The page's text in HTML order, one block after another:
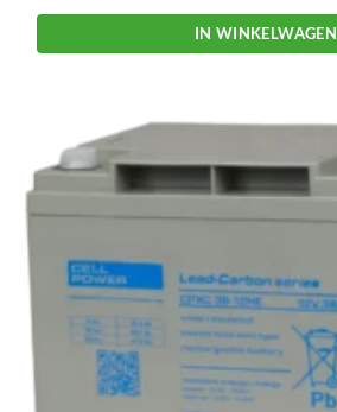
IN WINKELWAGEN